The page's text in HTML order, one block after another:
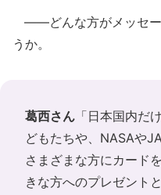
――どんな方がメッセー
うか。
葛西さん 「日本国内だ
どもたちや、NASAや
さまざまな方にカード
きな方へのプレゼント